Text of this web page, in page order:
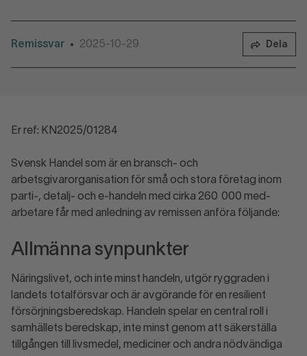
Remissvar • 2025-10-29 Dela
Er ref: KN2025/01284
Svensk Handel som är en bransch- och
arbetsgivarorganisation för små och stora företag inom
parti-, detalj- och e-handeln med cirka 260 000 med­
arbetare får med anledning av remissen anföra följande:
Allmänna synpunkter
Näringslivet, och inte minst handeln, utgör ryggraden i
landets totalförsvar och är avgörande för en resilient
försörjningsberedskap. Handeln spelar en central roll i
samhällets beredskap, inte minst genom att säkerställa
tillgången till livsmedel, mediciner och andra nödvändiga